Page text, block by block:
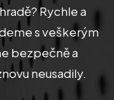
Rychle a
s veškerým
bezpečně a
neusadily.